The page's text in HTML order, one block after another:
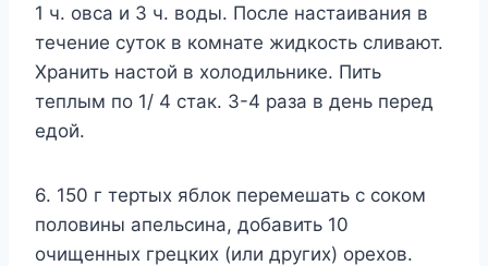
1 ч. овса и 3 ч. воды. После настаивания в
течение суток в комнате жидкость сливают.
Хранить настой в холодильнике. Пить
теплым по 1/ 4 стак. 3-4 раза в день перед
едой.
6. 150 г тертых яблок перемешать с соком
половины апельсина, добавить 10
очищенных грецких (или других) орехов.